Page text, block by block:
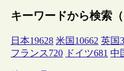
キーワードから検索（
日本19628 米国 10662 英国
フランス720 ドイツ681 中